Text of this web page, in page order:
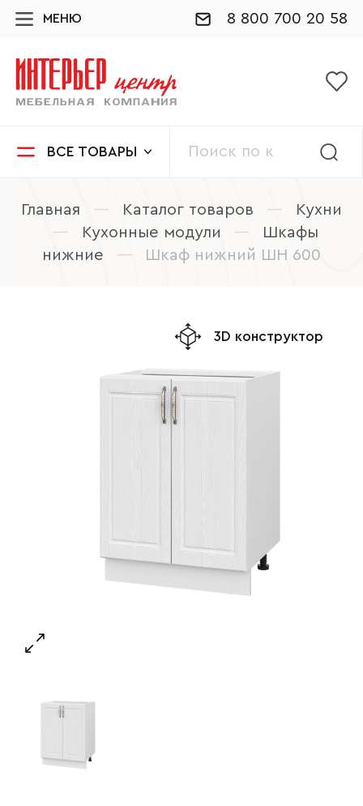
МЕНЮ 8 800 700 20 58
ВСЕ ТОВАРЫ
Главная — Каталог товаров —
Кухни
—
Кухонные модули —
Шкафы
нижние
— Шкаф нижний ШН 600
3D конструктор